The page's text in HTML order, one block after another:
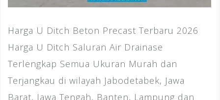
Harga U Ditch Beton Precast Terbaru 2026
Harga U Ditch Saluran Air Drainase
Terlengkap Semua Ukuran Murah dan
Terjangkau di wilayah Jabodetabek, Jawa
Barat, Jawa Tengah, Banten, Lampung dan